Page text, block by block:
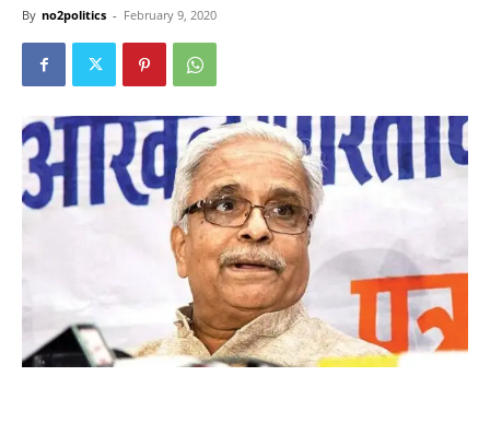
By no2politics - February 9, 2020